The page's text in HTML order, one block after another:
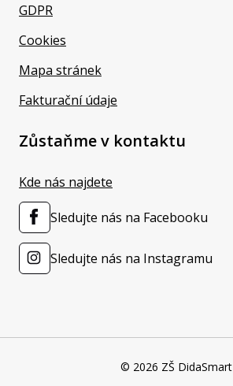
GDPR
Cookies
Mapa stránek
Fakturační údaje
Zůstaňme v kontaktu
Kde nás najdete
Sledujte nás na Facebooku
Sledujte nás na Instagramu
© 2026 ZŠ DidaSmart